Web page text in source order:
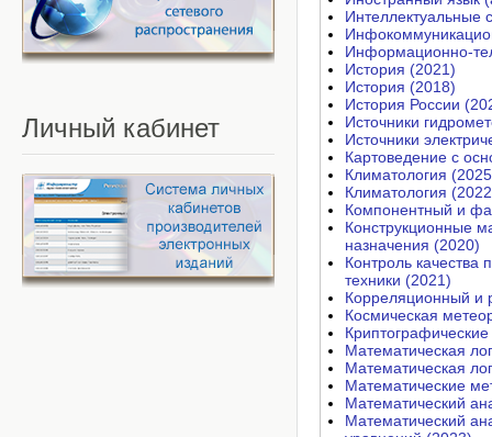
Интеллектуальные
Информационно-
История (2021)
История (2018)
История России
Источники
Источники
Картоведение с
Климатология
Климатология
Компонентный и
Конструкционные
назначения (2020)
Контроль качества
техники (2021)
Корреляционный и
Космическая
Математическая
Математическая
Математические
Математический
Математический
Личный кабинет